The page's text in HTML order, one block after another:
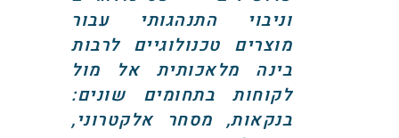
וניבוי התנהגותי עבור
מוצרים טכנולוגיים לרבות
בינה מלאכותית אל מול
לקוחות בתחומים שונים:
בנקאות, מסחר אלקטרוני,